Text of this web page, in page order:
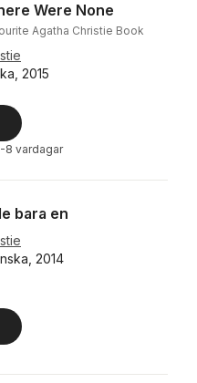
Were None
Agatha Christie Book
2015
8 vardagar
bara en
2014
Totalt antal röster: